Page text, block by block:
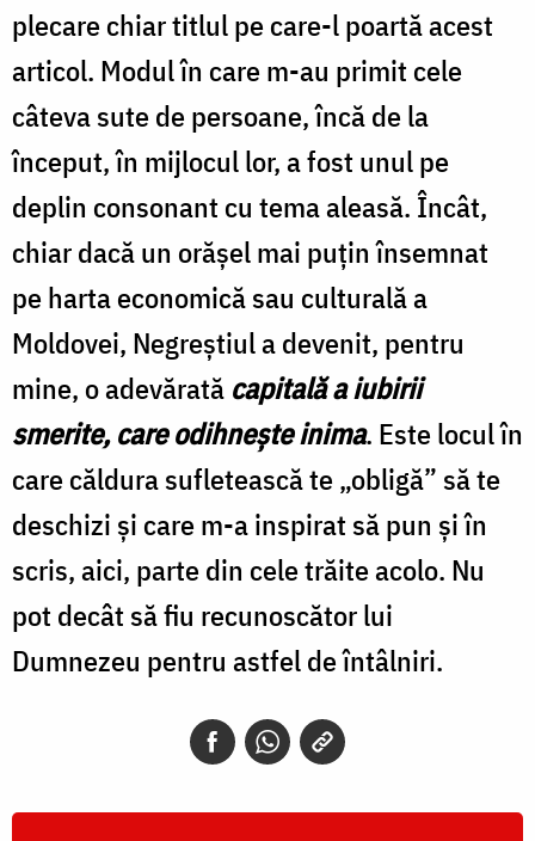
plecare chiar titlul pe care-l poartă acest
articol. Modul în care m-au primit cele
câteva sute de persoane, încă de la
început, în mijlocul lor, a fost unul pe
deplin consonant cu tema aleasă. Încât,
chiar dacă un orăşel mai puţin însemnat
pe harta economică sau culturală a
Moldovei, Negreştiul a devenit, pentru
mine, o adevărată capitală a iubirii
smerite, care odihneşte inima. Este locul în
care căldura sufletească te „obligă” să te
deschizi şi care m-a inspirat să pun şi în
scris, aici, parte din cele trăite acolo. Nu
pot decât să fiu recunoscător lui
Dumnezeu pentru astfel de întâlniri.